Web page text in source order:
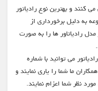
کنند و بهترین نوع رادیاتور
به دلیل برخورداری از
رادیاتاور ها را به صورت
می توانید با شماره
ما شما را یاری نمایند و
نظر شما اعزام نمایند.